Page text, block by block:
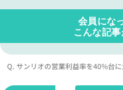
会員にな
こんな記
Q. サンリオの営業利益率を40%台